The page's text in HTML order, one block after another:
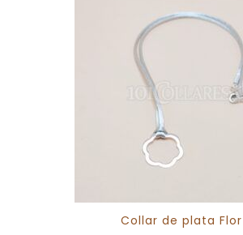
Collar de plata Flor